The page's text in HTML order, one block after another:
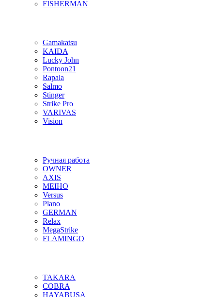
FISHERMAN
Gamakatsu
KAIDA
Lucky John
Pontoon21
Rapala
Salmo
Stinger
Strike Pro
VARIVAS
Vision
Ручная работа
OWNER
AXIS
MEIHO
Versus
Plano
GERMAN
Relax
MegaStrike
FLAMINGO
TAKARA
COBRA
HAYABUSA